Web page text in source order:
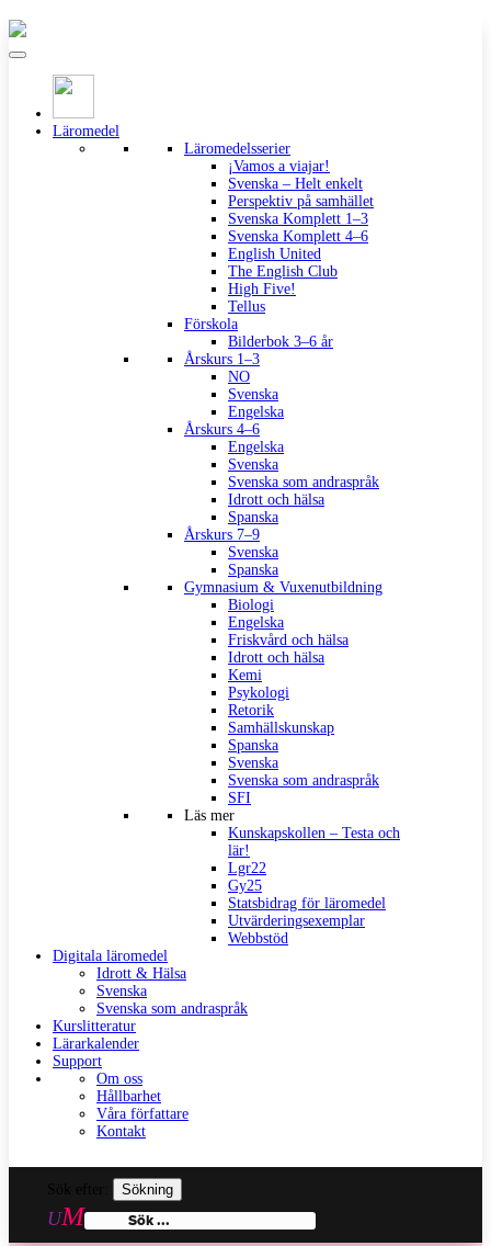
Läromedel
Läromedelsserier
¡Vamos a viajar!
Svenska – Helt enkelt
Perspektiv på samhället
Svenska Komplett 1–3
Svenska Komplett 4–6
English United
The English Club
High Five!
Tellus
Förskola
Bilderbok 3–6 år
Årskurs 1–3
NO
Svenska
Engelska
Årskurs 4–6
Engelska
Svenska
Svenska som andraspråk
Idrott och hälsa
Spanska
Årskurs 7–9
Svenska
Spanska
Gymnasium & Vuxenutbildning
Biologi
Engelska
Friskvård och hälsa
Idrott och hälsa
Kemi
Psykologi
Retorik
Samhällskunskap
Spanska
Svenska
Svenska som andraspråk
SFI
Läs mer
Kunskapskollen – Testa och
lär!
Lgr22
Gy25
Statsbidrag för läromedel
Utvärderingsexemplar
Webbstöd
Digitala läromedel
Idrott & Hälsa
Svenska
Svenska som andraspråk
Kurslitteratur
Lärarkalender
Support
Om oss
Hållbarhet
Våra författare
Kontakt